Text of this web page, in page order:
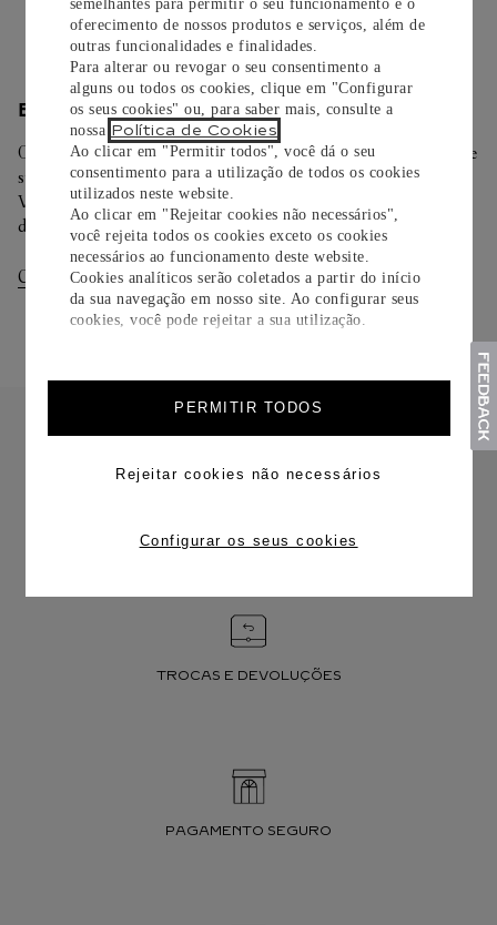
semelhantes para permitir o seu funcionamento e o
oferecimento de nossos produtos e serviços, além de
outras funcionalidades e finalidades.
Para alterar ou revogar o seu consentimento a
alguns ou todos os cookies, clique em "Configurar
os seus cookies" ou, para saber mais, consulte a
nossa Política de Cookies
Ao clicar em "Permitir todos", você dá o seu
consentimento para a utilização de todos os cookies
utilizados neste website.
Ao clicar em "Rejeitar cookies não necessários",
você rejeita todos os cookies exceto os cookies
necessários ao funcionamento deste website.
Cookies analíticos serão coletados a partir do início
da sua navegação em nosso site. Ao configurar seus
cookies, você pode rejeitar a sua utilização.
PERMITIR TODOS
Rejeitar cookies não necessários
Configurar os seus cookies
Saiba mais
ENTREGA/DEVOLUÇÃO
Oferecemos diferentes opções de entrega. Selecione o envio de
sua preferência na finalização de seu pedido.
Você pode trocar ou devolver sua criação Cartier em até 30
dias.
Consultar Entregas Consultar Devoluções
TROCAS E DEVOLUÇÕES
PAGAMENTO SEGURO